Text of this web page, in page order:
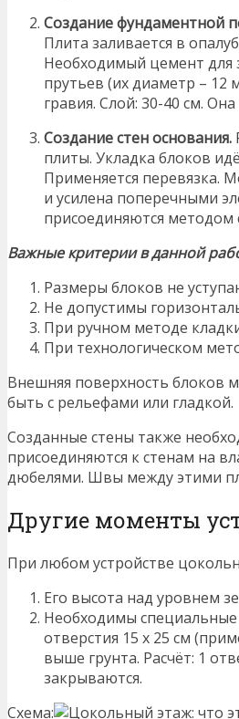
Создание фундаментной
Плита заливается в
Необходимый цемент для
прутьев (их диаметр – 12
гравия. Слой: 30-40 см.
Создание стен основания.
плиты. Укладка блоков
Применяется перевязка.
и усилена поперечными
присоединяются методом
Важные критерии в данной
Размеры блоков не
Не допустимы
При ручном методе
При технологическом
Внешняя поверхность блоков
быть с рельефами или гладкой.
Созданные стены также
присоединяются к стенам на
дюбелями. Швы между этими
Другие моменты
При любом устройстве
Его высота над уровнем
Необходимы
отверстия 15 х 25 см
выше грунта. Расчёт: 1
закрываются.
Схема: